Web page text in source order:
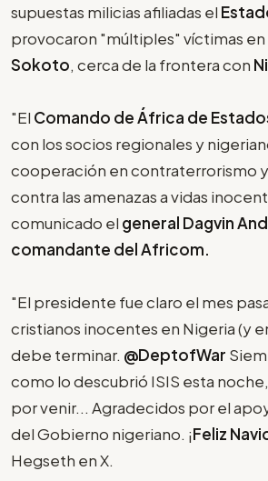
supuestas milicias afiliadas el
provocaron "múltiples" víctimas
Sokoto, cerca de la frontera con
"El Comando de África de
con los socios regionales y
cooperación en contraterrorismo
contra las amenazas a vidas
comunicado el general Dagvin
comandante del Africom.
"El presidente fue claro el mes
cristianos inocentes en Nigeria (y
debe terminar. @DeptofWar
como lo descubrió ISIS esta
por venir... Agradecidos por el
del Gobierno nigeriano. ¡Feliz
Hegseth en X.